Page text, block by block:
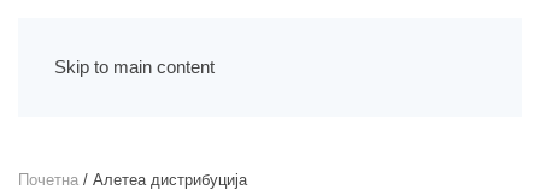
Skip to main content
Почетна / Алетеа дистрибуција